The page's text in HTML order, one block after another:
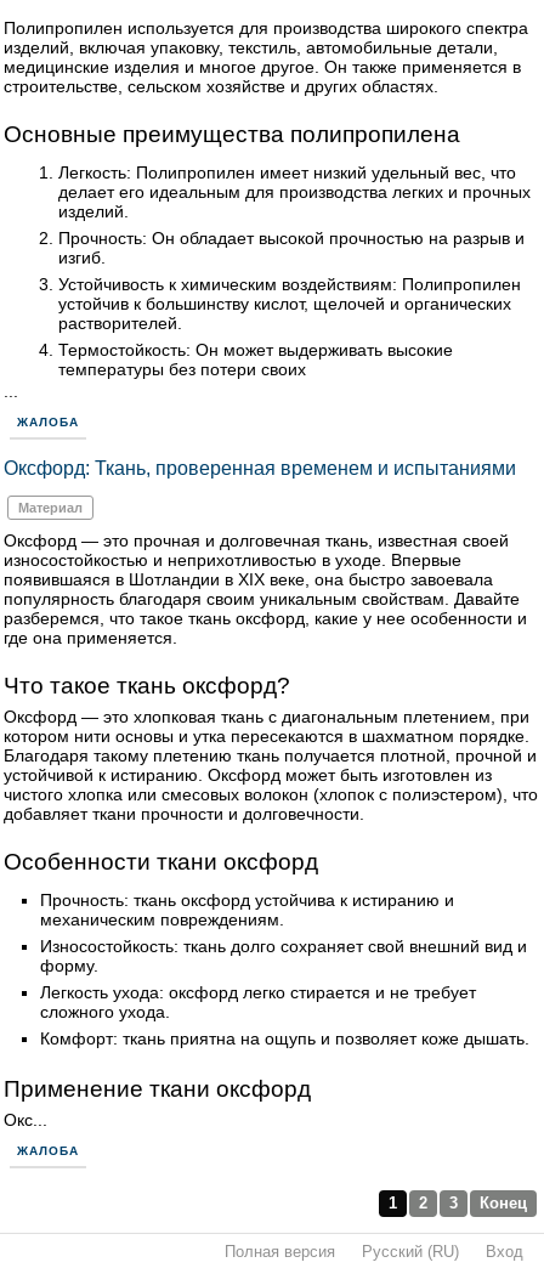
Полипропилен используется для производства широкого спектра
изделий, включая упаковку, текстиль, автомобильные детали,
медицинские изделия и многое другое. Он также применяется в
строительстве, сельском хозяйстве и других областях.
Основные преимущества полипропилена
Легкость: Полипропилен имеет низкий удельный вес, что
делает его идеальным для производства легких и прочных
изделий.
Прочность: Он обладает высокой прочностью на разрыв и
изгиб.
Устойчивость к химическим воздействиям: Полипропилен
устойчив к большинству кислот, щелочей и органических
растворителей.
Термостойкость: Он может выдерживать высокие
температуры без потери своих
ЖАЛОБА
Оксфорд: Ткань, проверенная временем и испытаниями
Материал
Оксфорд — это прочная и долговечная ткань, известная своей
износостойкостью и неприхотливостью в уходе. Впервые
появившаяся в Шотландии в XIX веке, она быстро завоевала
популярность благодаря своим уникальным свойствам. Давайте
разберемся, что такое ткань оксфорд, какие у нее особенности и
где она применяется.
Что такое ткань оксфорд?
Оксфорд — это хлопковая ткань с диагональным плетением, при
котором нити основы и утка пересекаются в шахматном порядке.
Благодаря такому плетению ткань получается плотной, прочной и
устойчивой к истиранию. Оксфорд может быть изготовлен из
чистого хлопка или смесовых волокон (хлопок с полиэстером), что
добавляет ткани прочности и долговечности.
Особенности ткани оксфорд
Прочность: ткань оксфорд устойчива к истиранию и
механическим повреждениям.
Износостойкость: ткань долго сохраняет свой внешний вид и
форму.
Легкость ухода: оксфорд легко стирается и не требует
сложного ухода.
Комфорт: ткань приятна на ощупь и позволяет коже дышать.
Применение ткани оксфорд
Окс...
ЖАЛОБА
1 2 3 Конец
Полная версия Русский (RU) Вход